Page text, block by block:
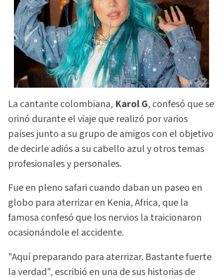
La cantante colombiana, Karol G, confesó que se
orinó durante el viaje que realizó por varios
países junto a su grupo de amigos con el objetivo
de decirle adiós a su cabello azul y otros temas
profesionales y personales.
Fue en pleno safari cuando daban un paseo en
globo para aterrizar en Kenia, Africa, que la
famosa confesó que los nervios la traicionaron
ocasionándole el accidente.
"Aquí preparando para aterrizar. Bastante fuerte
la verdad", escribió en una de sus historias de